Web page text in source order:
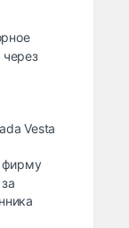
Vesta
фирму